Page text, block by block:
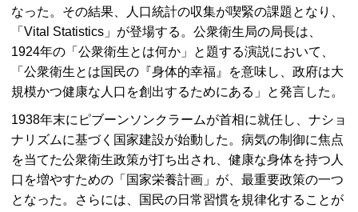
なった。その結果、人口統計の収集が喫緊の課題となり、
「 Vital Statistics 」が登場する。公衆衛生局の局長は、
1924年の「公衆衛生とは何か」と題する演説において、
「公衆衛生とは国民の『身体的幸福』を意味し、政府は大
規模かつ健康な人口を創出するためにある」と発言した。
1938年末にピブーンソンクラームが首相に就任し、ナショ
ナリズムに基づく国家建設が始動した。病気の制御に焦点
を当てた公衆衛生政策が打ち出され、健康な身体を持つ人
口を増やすための「国家栄養計画」が、最重要政策の一つ
となった。さらには、国民の日常習慣を規律化することが